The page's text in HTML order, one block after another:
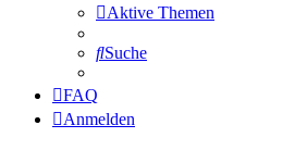
Aktive Themen
Suche
FAQ
Anmelden